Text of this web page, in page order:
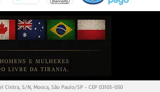
Cintra, S/N, Mooca, São Paulo/SP - CEP 03105-050